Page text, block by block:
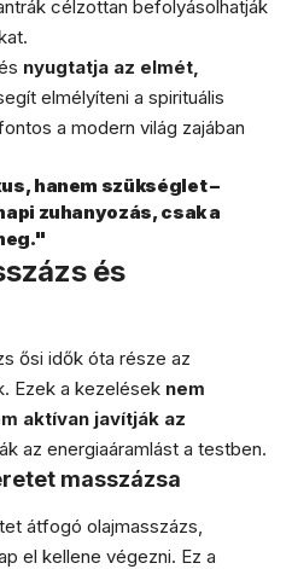
célzottan befolyásolhatják
nyugtatja az elmét,
elmélyíteni a spirituális
a modern világ zajában
hanem szükséglet –
zuhanyozás, csak a
és
ősi idők óta része az
Ezek a kezelések nem
aktívan javítják az
az energiaáramlást a testben.
masszázsa
átfogó olajmasszázs,
el kellene végezni. Ez a